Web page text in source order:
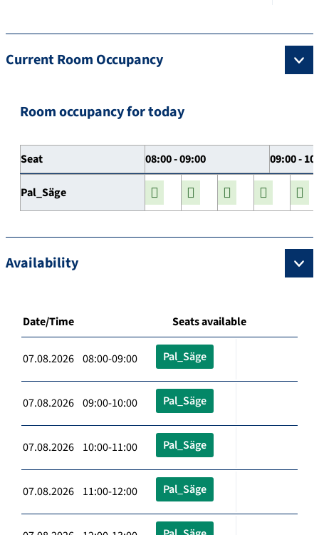
Current Room Occupancy
Room occupancy for today
Seat 08:00 - 09:00 09:00 -
Pal_Säge
Availability
Date/Time Seats available
07.08.2026 08:00-09:00 Pal_Säge
07.08.2026 09:00-10:00 Pal_Säge
07.08.2026 10:00-11:00 Pal_Säge
07.08.2026 11:00-12:00 Pal_Säge